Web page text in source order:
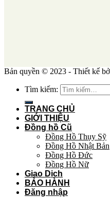
Bản quyền © 2023 - Thiết kế
Tìm kiếm:
TRANG CHỦ
GIỚI THIỆU
Đồng hồ Cũ
Đồng Hồ Thụy Sỹ
Đồng Hồ Nhật Bản
Đồng Hồ Đức
Đồng Hồ Nữ
Giao Dịch
BẢO HÀNH
Đăng nhập